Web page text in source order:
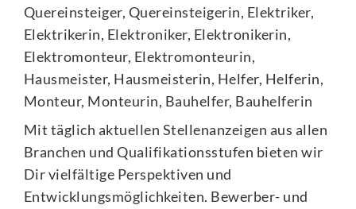
Quereinsteiger, Quereinsteigerin, Elektriker,
Elektrikerin, Elektroniker, Elektronikerin,
Elektromonteur, Elektromonteurin,
Hausmeister, Hausmeisterin, Helfer, Helferin,
Monteur, Monteurin, Bauhelfer, Bauhelferin
Mit täglich aktuellen Stellenanzeigen aus allen
Branchen und Qualifikationsstufen bieten wir
Dir vielfältige Perspektiven und
Entwicklungsmöglichkeiten. Bewerber- und